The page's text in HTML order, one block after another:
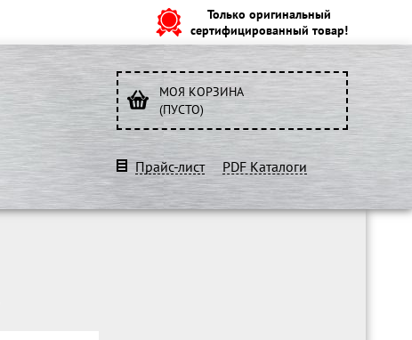
Только оригинальный
сертифицированный товар!
МОЯ КОРЗИНА
(ПУСТО)
Прайс-лист PDF Каталоги